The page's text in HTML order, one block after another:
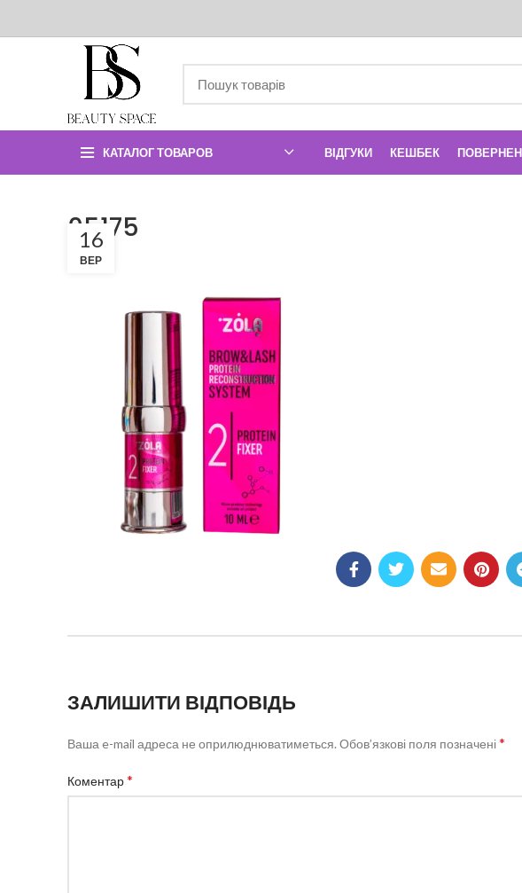
КАТАЛОГ ТОВАРОВ ВІДГУКИ КЕШБЕК
05175
16
ВЕР
ЗАЛИШИТИ ВІДПОВІДЬ
Ваша e-mail адреса не оприлюднюватиметься. Обов’язкові поля позначені*
Коментар*